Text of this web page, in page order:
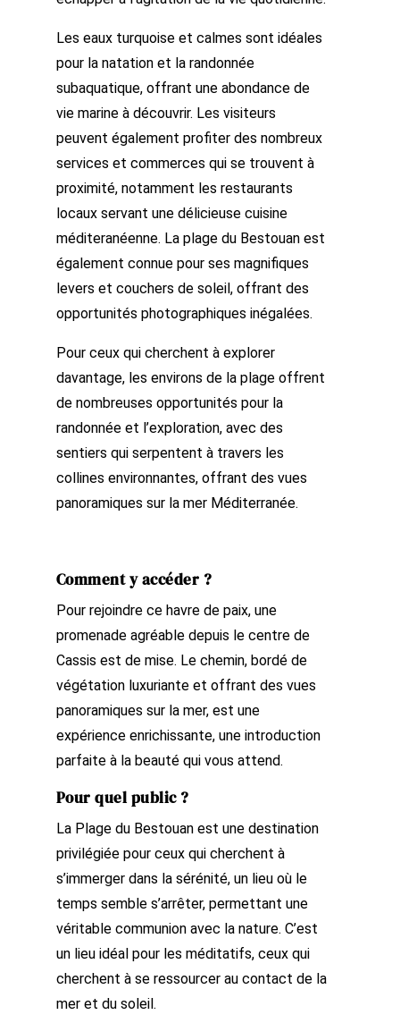
Les eaux turquoise et calmes sont idéales
pour la natation et la randonnée
subaquatique, offrant une abondance de
vie marine à découvrir. Les visiteurs
peuvent également profiter des nombreux
services et commerces qui se trouvent à
proximité, notamment les restaurants
locaux servant une délicieuse cuisine
méditeranéenne. La plage du Bestouan est
également connue pour ses magnifiques
levers et couchers de soleil, offrant des
opportunités photographiques inégalées.
Pour ceux qui cherchent à explorer
davantage, les environs de la plage offrent
de nombreuses opportunités pour la
randonnée et l’exploration, avec des
sentiers qui serpentent à travers les
collines environnantes, offrant des vues
panoramiques sur la mer Méditerranée.
Comment y accéder ?
Pour rejoindre ce havre de paix, une
promenade agréable depuis le centre de
Cassis est de mise. Le chemin, bordé de
végétation luxuriante et offrant des vues
panoramiques sur la mer, est une
expérience enrichissante, une introduction
parfaite à la beauté qui vous attend.
Pour quel public ?
La Plage du Bestouan est une destination
privilégiée pour ceux qui cherchent à
s’immerger dans la sérénité, un lieu où le
temps semble s’arrêter, permettant une
véritable communion avec la nature. C’est
un lieu idéal pour les méditatifs, ceux qui
cherchent à se ressourcer au contact de la
mer et du soleil.